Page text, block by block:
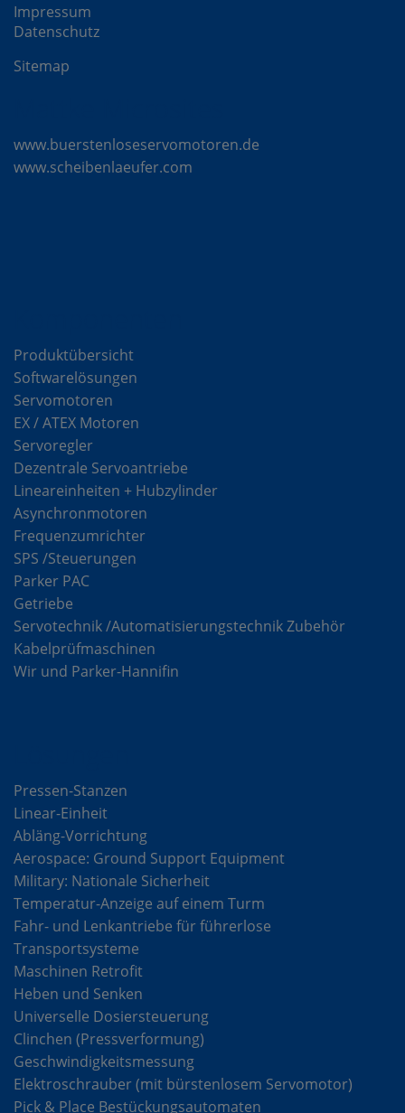
Impressum
Datenschutz
Sitemap
www.buerstenloseservomotoren.de
www.scheibenlaeufer.com
Produktübersicht
Softwarelösungen
Servomotoren
EX / ATEX Motoren
Servoregler
Dezentrale Servoantriebe
Lineareinheiten + Hubzylinder
Asynchronmotoren
Frequenzumrichter
SPS /Steuerungen
Parker PAC
Getriebe
Servotechnik /Automatisierungstechnik Zubehör
Kabelprüfmaschinen
Wir und Parker-Hannifin
Pressen-Stanzen
Linear-Einheit
Abläng-Vorrichtung
Aerospace: Ground Support Equipment
Military: Nationale Sicherheit
Temperatur-Anzeige auf einem Turm
Fahr- und Lenkantriebe für führerlose
Transportsysteme
Maschinen Retrofit
Heben und Senken
Universelle Dosiersteuerung
Clinchen (Pressverformung)
Geschwindigkeitsmessung
Elektroschrauber (mit bürstenlosem Servomotor)
Pick & Place Bestückungsautomaten